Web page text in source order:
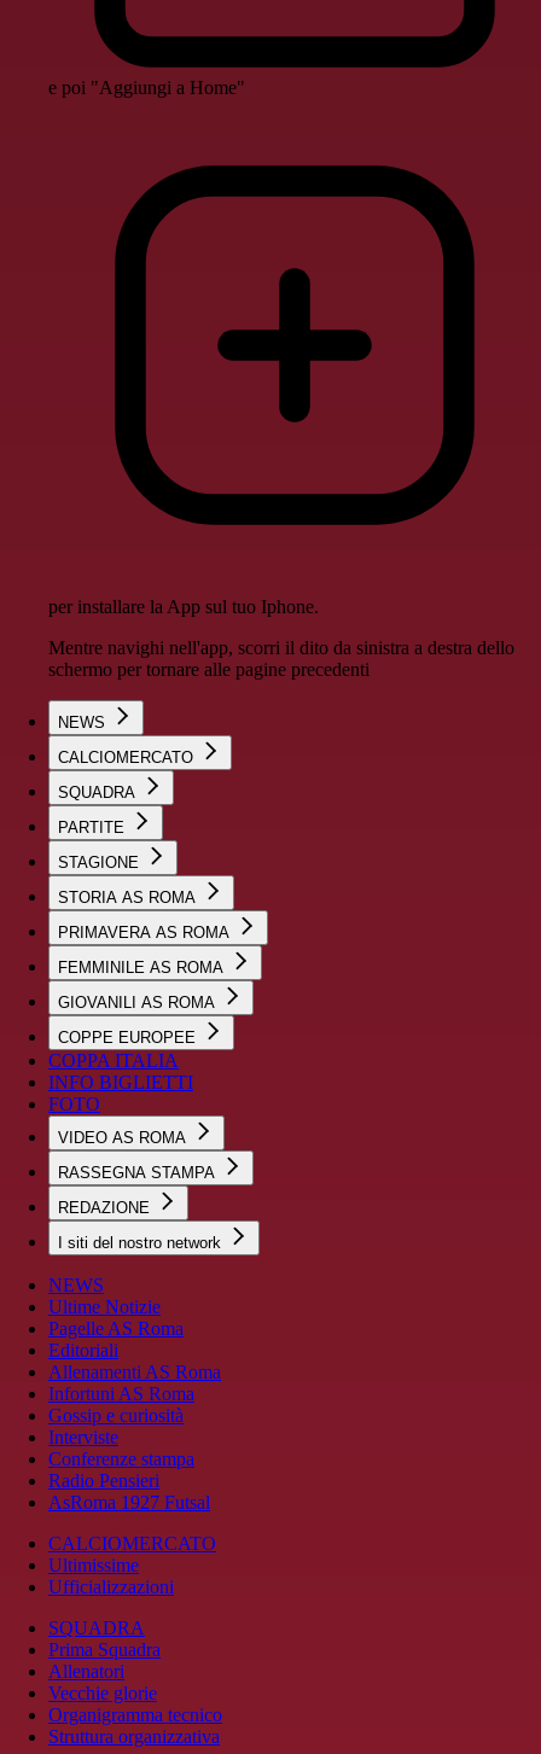
e poi "Aggiungi a Home"
per installare la App sul tuo Iphone.
Mentre navighi nell'app, scorri il dito da sinistra a destra dello
schermo per tornare alle pagine precedenti
NEWS
CALCIOMERCATO
SQUADRA
PARTITE
STAGIONE
STORIA AS ROMA
PRIMAVERA AS ROMA
FEMMINILE AS ROMA
GIOVANILI AS ROMA
COPPE EUROPEE
COPPA ITALIA
INFO BIGLIETTI
FOTO
VIDEO AS ROMA
RASSEGNA STAMPA
REDAZIONE
I siti del nostro network
NEWS
Ultime Notizie
Pagelle AS Roma
Editoriali
Allenamenti AS Roma
Infortuni AS Roma
Gossip e curiosità
Interviste
Conferenze stampa
Radio Pensieri
AsRoma 1927 Futsal
CALCIOMERCATO
Ultimissime
Ufficializzazioni
SQUADRA
Prima Squadra
Allenatori
Vecchie glorie
Organigramma tecnico
Struttura organizzativa